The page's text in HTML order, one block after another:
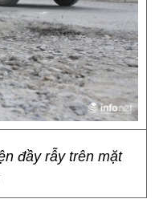
đầy rẫy trên mặt